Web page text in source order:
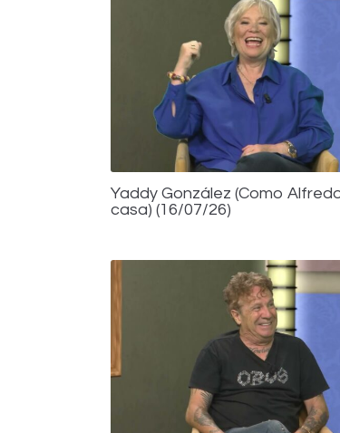
Yaddy González (Como
casa) (16/07/26)